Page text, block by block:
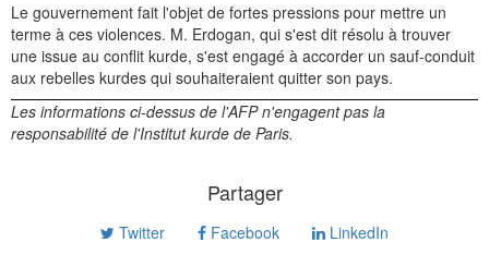
Le gouvernement fait l'objet de fortes pressions pour mettre un
terme à ces violences. M. Erdogan, qui s'est dit résolu à trouver
une issue au conflit kurde, s'est engagé à accorder un sauf-conduit
aux rebelles kurdes qui souhaiteraient quitter son pays.
Les informations ci-dessus de l'AFP n'engagent pas la
responsabilité de l'Institut kurde de Paris.
Partager
Twitter Facebook LinkedIn